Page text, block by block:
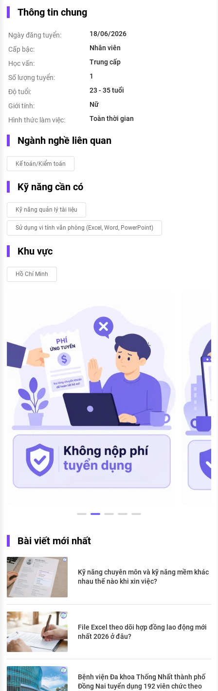
Thông tin chung
Ngày đăng tuyển:
18/06/2026
Cấp bậc:
Nhân viên
Học vấn:
Trung cấp
Số lượng tuyển:
1
Độ tuổi:
23 - 35 tuổi
Giới tính:
Nữ
Hình thức làm việc:
Toàn thời gian
Ngành nghề liên quan
Kế toán/Kiểm toán
Kỹ năng cần có
Kỹ năng quản lý tài liệu
Sử dụng vi tính văn phòng (Excel, Word, PowerPoint)
Khu vực
Hồ Chí Minh
Bài viết mới nhất
Kỹ năng chuyên môn và kỹ năng mềm khác
nhau thế nào khi xin việc?
File Excel theo dõi hợp đồng lao động mới
nhất 2026 ở đâu?
Bệnh viện Đa khoa Thống Nhất thành phố
Đồng Nai tuyển dụng 192 viên chức theo